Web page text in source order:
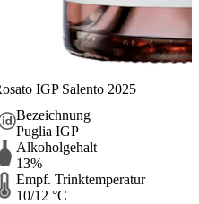
IGP Salento 2025
Bezeichnung
Puglia IGP
Alkoholgehalt
13%
Empf. Trinktemperatur
10/12 °C